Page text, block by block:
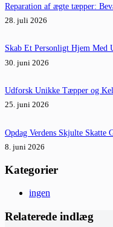
Reparation af ægte tæpper:
28. juli 2026
Skab Et Personligt Hjem Med
30. juni 2026
Udforsk Unikke Tæpper og
25. juni 2026
Opdag Verdens Skjulte Skatte
8. juni 2026
Kategorier
ingen
Relaterede indlæg